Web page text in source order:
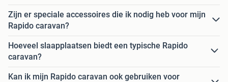
Zijn er speciale accessoires die ik nodig heb voor mijn
Rapido caravan?
Hoeveel slaapplaatsen biedt een typische Rapido
caravan?
Kan ik mijn Rapido caravan ook gebruiken voor